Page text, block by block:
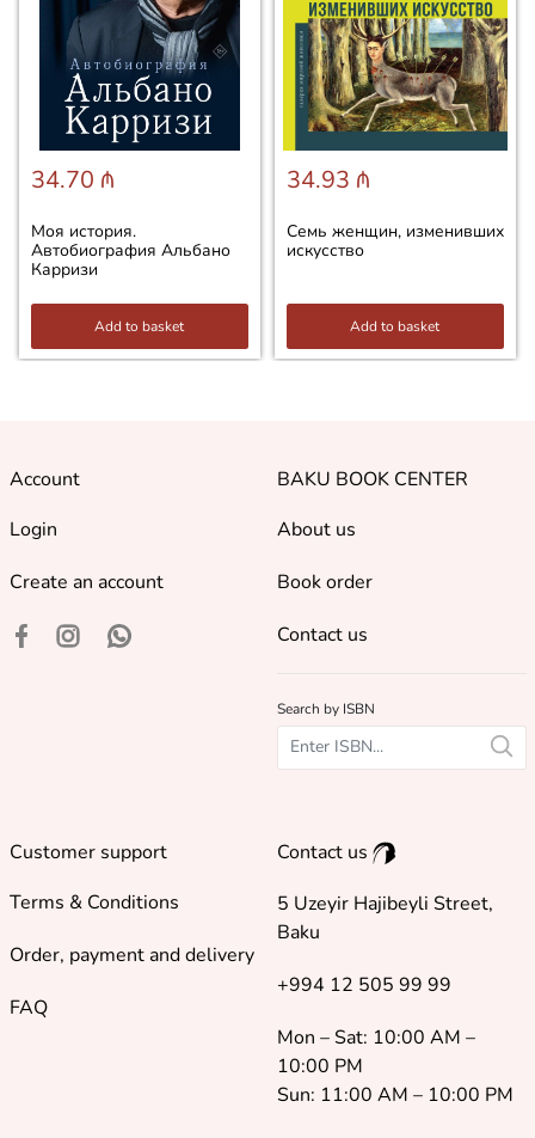
34.70 ₼
Моя история.
Автобиография Альбано
Карризи
Add to basket
34.93 ₼
Семь женщин, изменивших
искусство
Add to basket
Account
Login
Create an account
BAKU BOOK CENTER
About us
Book order
Contact us
Search by ISBN
Customer support
Terms & Conditions
Order, payment and delivery
FAQ
Contact us
5 Uzeyir Hajibeyli Street,
Baku
+994 12 505 99 99
Mon – Sat: 10:00 AM –
10:00 PM
Sun: 11:00 AM – 10:00 PM